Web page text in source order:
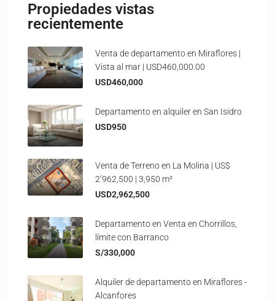
Propiedades vistas
recientemente
Venta de departamento en Miraflores |
Vista al mar | USD460,000.00
USD460,000
Departamento en alquiler en San Isidro
USD950
Venta de Terreno en La Molina | US$
2’962,500 | 3,950 m²
USD2,962,500
Departamento en Venta en Chorrillos,
límite con Barranco
S/330,000
Alquiler de departamento en Miraflores -
Alcanfores